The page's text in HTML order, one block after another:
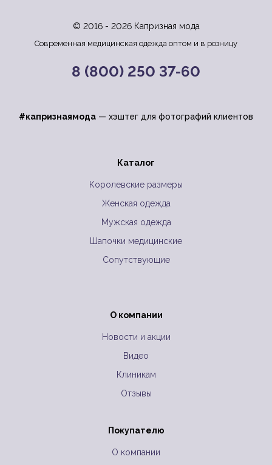
© 2016 - 2026 Капризная мода
Современная медицинская одежда оптом и в розницу
8 (800) 250 37-60
#капризнаямода — хэштег для фотографий клиентов
Каталог
Королевские размеры
Женская одежда
Мужская одежда
Шапочки медицинские
Сопутствующие
О компании
Новости и акции
Видео
Клиникам
Отзывы
Покупателю
О компании